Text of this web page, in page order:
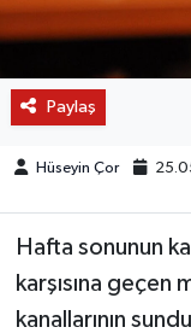
Paylaş
Hüseyin Çor
Hafta sonunun
karşısına
kanallarının